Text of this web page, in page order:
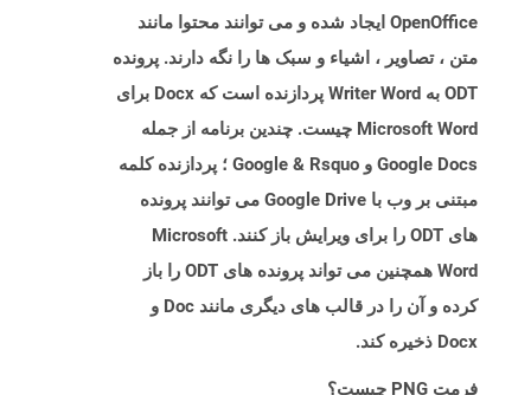
OpenOffice ایجاد شده و می توانند محتوا مانند
متن ، تصاویر ، اشیاء و سبک ها را نگه دارند. پرونده
ODT به Writer Word پردازنده است که Docx برای
Microsoft Word چیست. چندین برنامه از جمله
Google Docs و Google & Rsquo ؛ پردازنده کلمه
مبتنی بر وب با Google Drive می توانند پرونده
های ODT را برای ویرایش باز کنند. Microsoft
Word همچنین می تواند پرونده های ODT را باز
کرده و آن را در قالب های دیگری مانند Doc و
Docx ذخیره کند.
فرمت PNG چیست؟